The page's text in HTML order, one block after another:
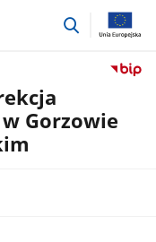
przejdź
Gorzowie